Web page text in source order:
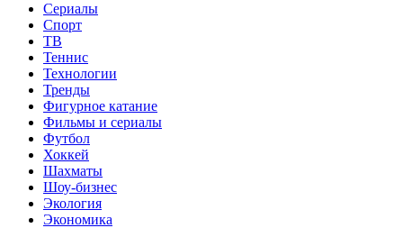
Сериалы
Спорт
ТВ
Теннис
Технологии
Тренды
Фигурное катание
Фильмы и сериалы
Футбол
Хоккей
Шахматы
Шоу-бизнес
Экология
Экономика